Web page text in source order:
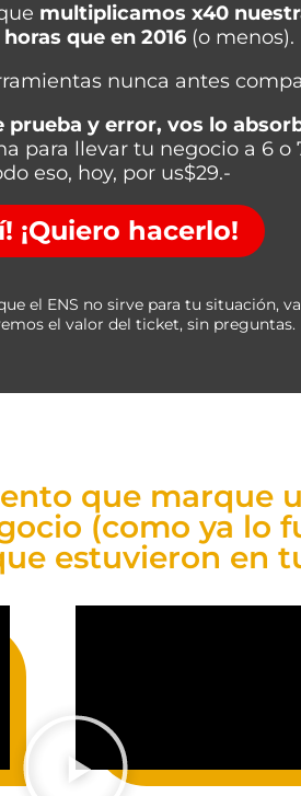
multiplicamos x40
que en 2016 (o menos).
nunca antes
y error, vos lo
para llevar tu negocio a 6 o
eso, hoy, por us$29.-
¡Quiero hacerlo!
el ENS no sirve para tu situación,
el valor del ticket, sin preguntas.
que marque
(como ya lo
estuvieron en